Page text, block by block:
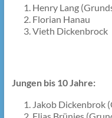
Henry Lang
Florian Hanau
Vieth Dickenbrock
Jungen bis 10 Jahre:
Jakob Dickenbrok